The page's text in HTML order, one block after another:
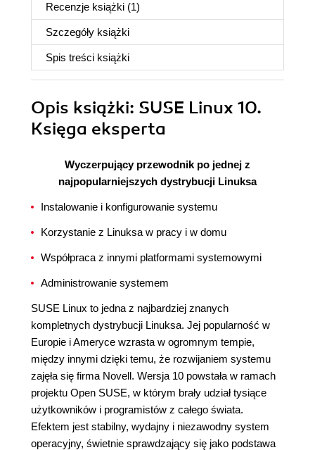
Recenzje książki (1)
Szczegóły książki
Spis treści książki
Opis książki: SUSE Linux 10.
Księga eksperta
Wyczerpujący przewodnik po jednej z
najpopularniejszych dystrybucji Linuksa
Instalowanie i konfigurowanie systemu
Korzystanie z Linuksa w pracy i w domu
Współpraca z innymi platformami systemowymi
Administrowanie systemem
SUSE Linux to jedna z najbardziej znanych
kompletnych dystrybucji Linuksa. Jej popularność w
Europie i Ameryce wzrasta w ogromnym tempie,
między innymi dzięki temu, że rozwijaniem systemu
zajęła się firma Novell. Wersja 10 powstała w ramach
projektu Open SUSE, w którym brały udział tysiące
użytkowników i programistów z całego świata.
Efektem jest stabilny, wydajny i niezawodny system
operacyjny, świetnie sprawdzający się jako podstawa